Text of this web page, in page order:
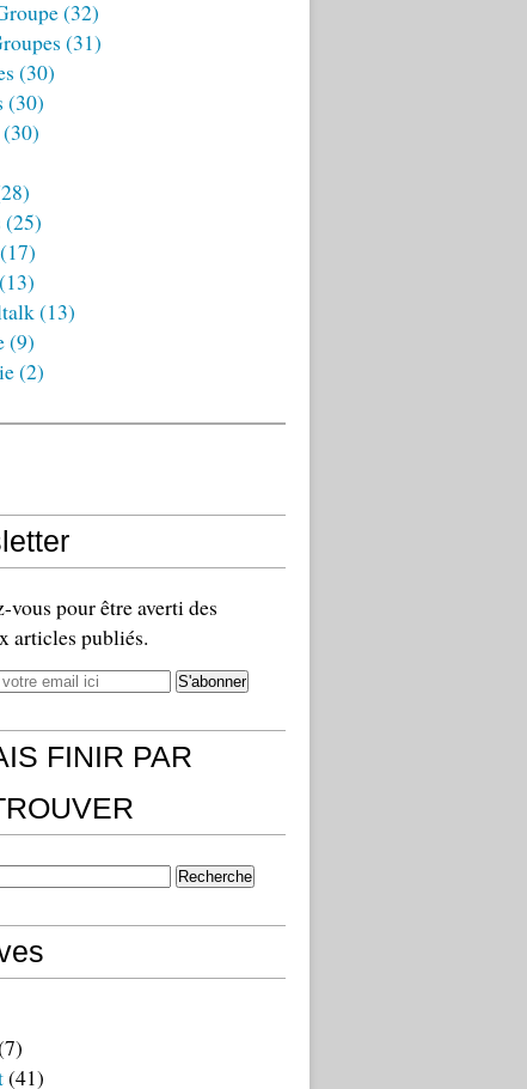
(32)
(31)
(30)
(30)
(30)
(25)
(17)
(13)
(13)
(9)
(2)
vous pour être averti des
articles publiés.
FINIR PAR
(41)